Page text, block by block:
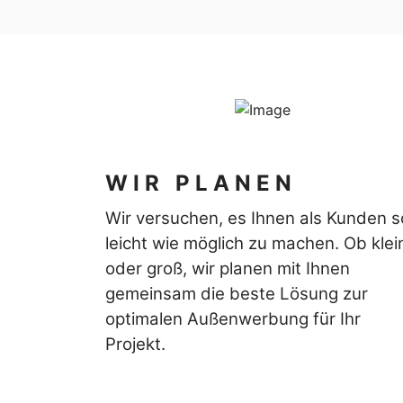
WIR PLANEN
Wir versuchen, es Ihnen als Kunden
leicht wie möglich zu machen. Ob
oder groß, wir planen mit Ihnen
gemeinsam die beste Lösung zur
optimalen Außenwerbung für Ihr
Projekt.